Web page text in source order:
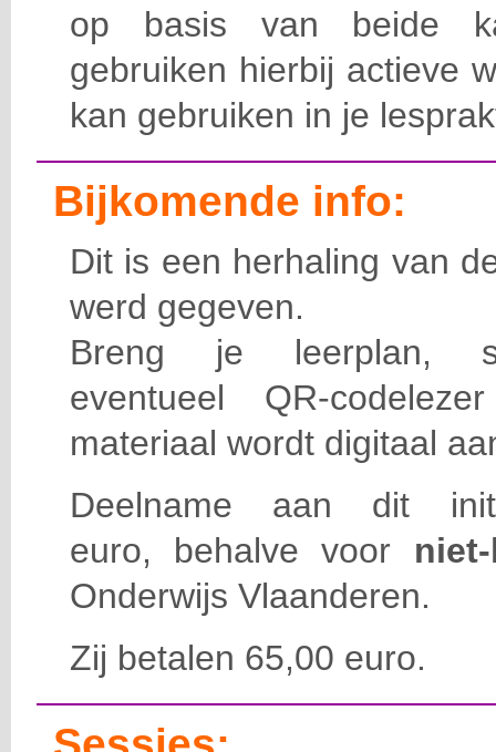
op basis van beide
gebruiken hierbij actieve
kan gebruiken in je
Bijkomende info:
Dit is een herhaling van
werd gegeven.
Breng je leerplan,
eventueel QR-
materiaal wordt digitaal
Deelname aan dit
euro, behalvevoor
Onderwijs Vlaanderen.
Zij betalen 65,00 euro.